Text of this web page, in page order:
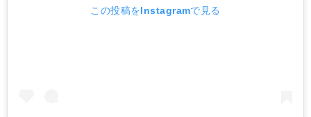
この投稿をInstagramで見る